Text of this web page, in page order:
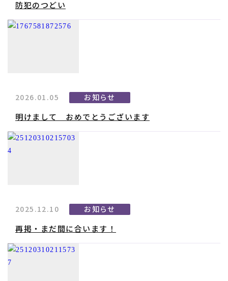
防犯のつどい
2026.01.05 お知らせ
明けまして おめでとうございます
2025.12.10 お知らせ
再掲・まだ間に合います！